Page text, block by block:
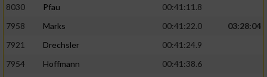
8030
Pfau
00:41:11.8
7958
Marks 00:41:22.0
03:28:04
7921
Drechsler
00:41:24.9
7954
Hoffmann
00:41:38.6